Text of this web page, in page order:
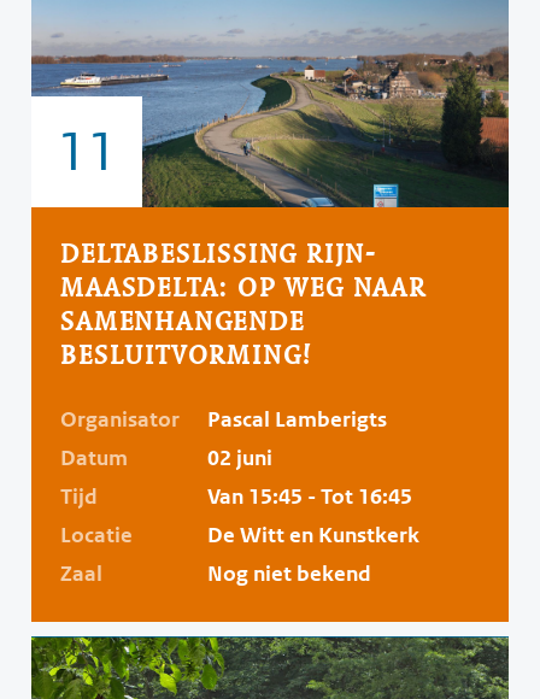
11
DELTABESLISSING RIJN-
MAASDELTA: OP WEG NAAR
SAMENHANGENDE
BESLUITVORMING!
Organisator
Pascal Lamberigts
Datum
02 juni
Tijd
Van 15:45 - Tot 16:45
Locatie
De Witt en Kunstkerk
Zaal
Nog niet bekend